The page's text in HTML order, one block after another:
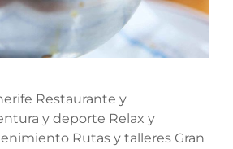
Restaurante y
y deporte Relax y
Rutas y talleres Gran